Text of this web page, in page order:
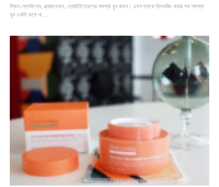
স্কিন ফ্লেকিনেস, ব্ল্যাকহেডস, হোয়াইটহেডসের সমস্যা খুব কমন। এমন ত্বকে ক্লিনজিং করার পর সমস্যা
খুব একটা কমে না…